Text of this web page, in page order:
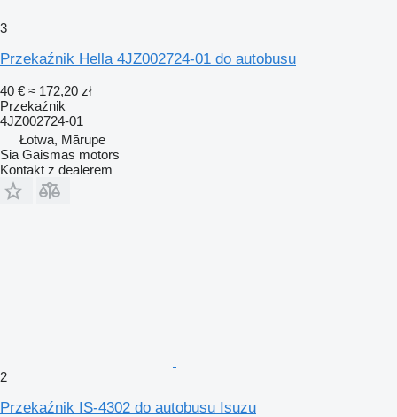
3
Przekaźnik Hella 4JZ002724-01 do autobusu
40 € ≈ 172,20 zł
Przekaźnik
4JZ002724-01
Łotwa, Mārupe
Sia Gaismas motors
Kontakt z dealerem
2
Przekaźnik IS-4302 do autobusu Isuzu